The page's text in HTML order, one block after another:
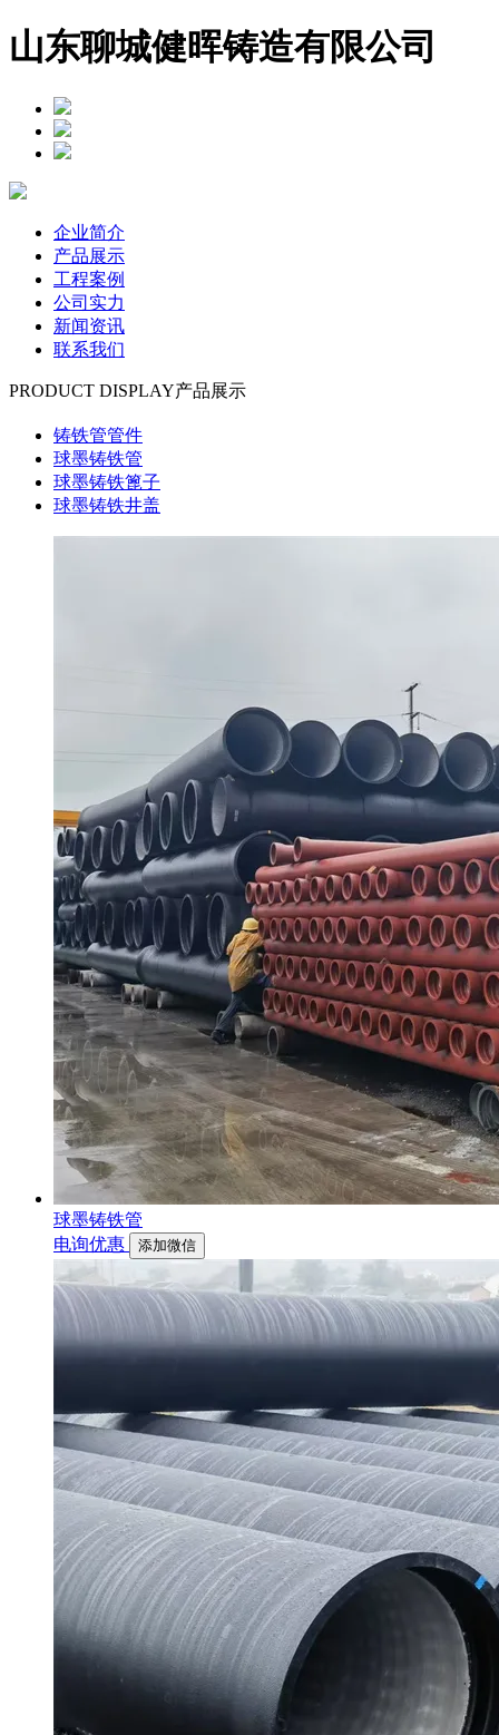
山东聊城健晖铸造有限公司
企业简介
产品展示
工程案例
公司实力
新闻资讯
联系我们
PRODUCT DISPLAY产品展示
铸铁管管件
球墨铸铁管
球墨铸铁篦子
球墨铸铁井盖
球墨铸铁管
电询优惠
添加微信